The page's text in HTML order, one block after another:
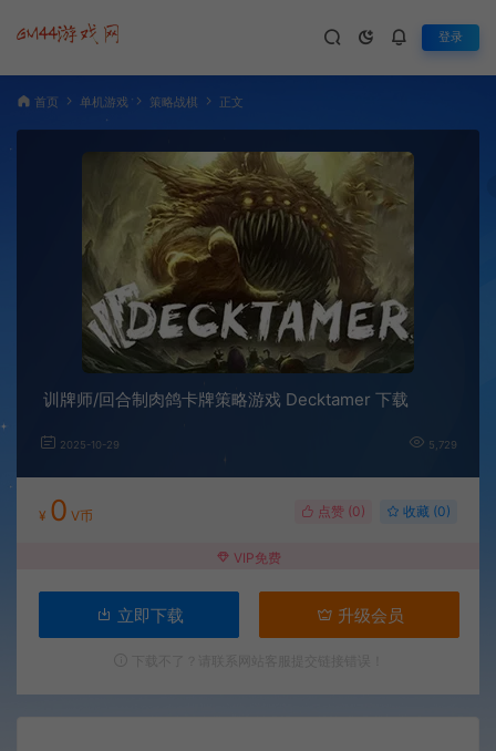
登录
首页 单机游戏 策略战棋 正文
训牌师/回合制肉鸽卡牌策略游戏 Decktamer 下载
2025-10-29 5,729
¥ 0 V币 点赞 (0) 收藏 (0)
VIP免费
立即下载 升级会员